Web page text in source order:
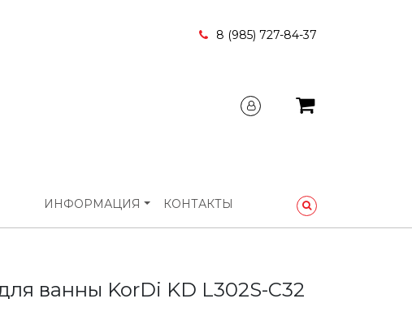
8 (985) 727-84-37
ИНФОРМАЦИЯ КОНТАКТЫ
ванны KorDi KD L302S-C32